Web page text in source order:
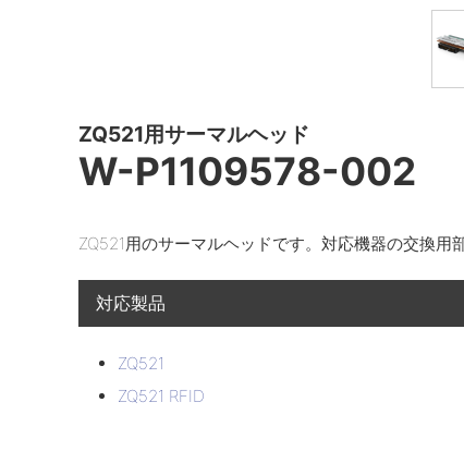
ZQ521用サーマルヘッド
W-P1109578-002
ZQ521用のサーマルヘッドです。対応機器の交換用
対応製品
ZQ521
ZQ521 RFID